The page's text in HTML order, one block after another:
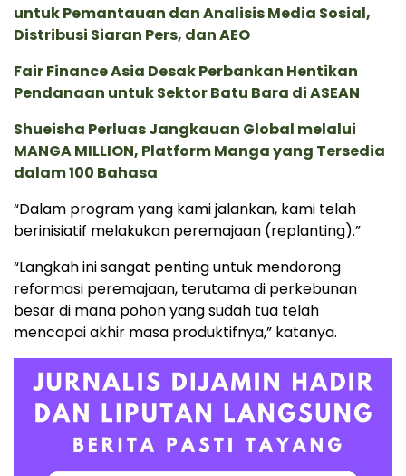
untuk Pemantauan dan Analisis Media Sosial,
Distribusi Siaran Pers, dan AEO
Fair Finance Asia Desak Perbankan Hentikan
Pendanaan untuk Sektor Batu Bara di ASEAN
Shueisha Perluas Jangkauan Global melalui
MANGA MILLION, Platform Manga yang Tersedia
dalam 100 Bahasa
“Dalam program yang kami jalankan, kami telah
berinisiatif melakukan peremajaan (replanting).”
“Langkah ini sangat penting untuk mendorong
reformasi peremajaan, terutama di perkebunan
besar di mana pohon yang sudah tua telah
mencapai akhir masa produktifnya,” katanya.